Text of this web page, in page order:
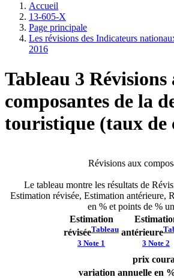
Accueil
13-605-X
Page principale
Les révisions des Indicateurs
2016
Tableau 3 Révisions
composantes de la
touristique (taux de
Révisions aux
Le tableau montre les résultats de
Estimation révisée, Estimation antérieure,
en % et points de %
Estimation
réviséeTableau
3 Note 1
antérieure
3 Note 2
prix
variation annuelle en